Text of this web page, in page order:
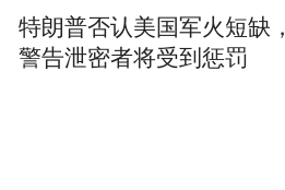
特朗普否认美国军火短缺，
警告泄密者将受到惩罚